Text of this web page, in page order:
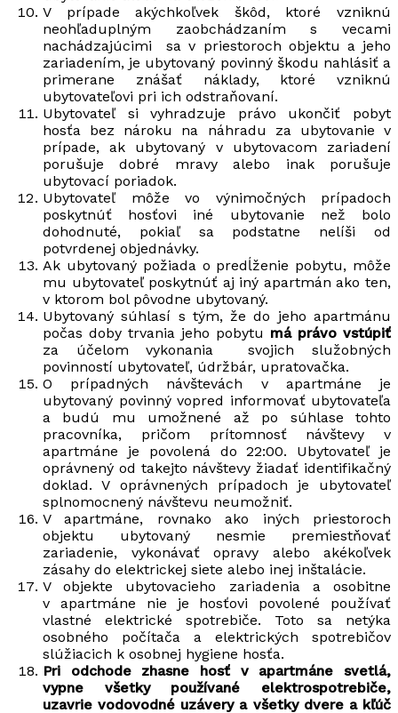
V prípade akýchkoľvek škôd, ktoré vzniknú
neohľaduplným zaobchádzaním s vecami
nachádzajúcimi sa v priestoroch objektu a jeho
zariadením, je ubytovaný povinný škodu nahlásiť a
primerane znášať náklady, ktoré vzniknú
ubytovateľovi pri ich odstraňovaní.
Ubytovateľ si vyhradzuje právo ukončiť pobyt
hosťa bez nároku na náhradu za ubytovanie v
prípade, ak ubytovaný v ubytovacom zariadení
porušuje dobré mravy alebo inak porušuje
ubytovací poriadok.
Ubytovateľ môže vo výnimočných prípadoch
poskytnúť hosťovi iné ubytovanie než bolo
dohodnuté, pokiaľ sa podstatne nelíši od
potvrdenej objednávky.
Ak ubytovaný požiada o predĺženie pobytu, môže
mu ubytovateľ poskytnúť aj iný apartmán ako ten,
v ktorom bol pôvodne ubytovaný.
Ubytovaný súhlasí s tým, že do jeho apartmánu
počas doby trvania jeho pobytu má právo vstúpiť
za účelom vykonania svojich služobných
povinností ubytovateľ, údržbár, upratovačka.
O prípadných návštevách v apartmáne je
ubytovaný povinný vopred informovať ubytovateľa
a budú mu umožnené až po súhlase tohto
pracovníka, pričom prítomnosť návštevy v
apartmáne je povolená do 22:00. Ubytovateľ je
oprávnený od takejto návštevy žiadať identifikačný
doklad. V oprávnených prípadoch je ubytovateľ
splnomocnený návštevu neumožniť.
V apartmáne, rovnako ako iných priestoroch
objektu ubytovaný nesmie premiestňovať
zariadenie, vykonávať opravy alebo akékoľvek
zásahy do elektrickej siete alebo inej inštalácie.
V objekte ubytovacieho zariadenia a osobitne
v apartmáne nie je hosťovi povolené používať
vlastné elektrické spotrebiče. Toto sa netýka
osobného počítača a elektrických spotrebičov
slúžiacich k osobnej hygiene hosťa.
Pri odchode zhasne hosť v apartmáne svetlá,
vypne všetky používané elektrospotrebiče,
uzavrie vodovodné uzávery a všetky dvere a kľúč